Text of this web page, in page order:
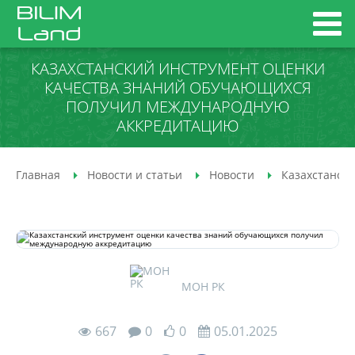
КАЗАХСТАНСКИЙ ИНСТРУМЕНТ ОЦЕНКИ
КАЧЕСТВА ЗНАНИЙ ОБУЧАЮЩИХСЯ
ПОЛУЧИЛ МЕЖДУНАРОДНУЮ
АККРЕДИТАЦИЮ
Главная Новости и статьи Новости
МОН РК
667 0 0 05.01.2025